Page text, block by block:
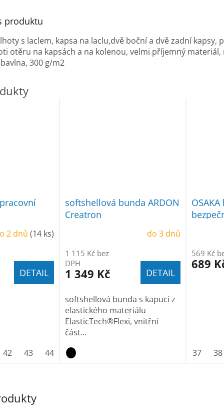
produktu
s laclem, kapsa na laclu,dvě boční a dvě zadní
otěru na kapsách a na kolenou, velmi příjemný
300 g/m2
pracovní
2 dnů(14 ks)
DETAIL
42 43 44 45
softshellová bunda ARDON
Creatron
do 3 dnů
1 115 Kč bez
DPH
1 349 Kč DETAIL
softshellová bunda s kapucí z
elastického materiálu
ElasticTech®Flexi, vnitřní
část...
569 Kč
689
37 38